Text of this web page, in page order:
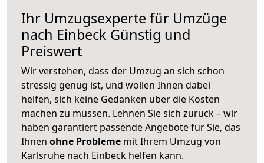
Ihr Umzugsexperte für Umzüge
nach Einbeck Günstig und
Preiswert
Wir verstehen, dass der Umzug an sich schon
stressig genug ist, und wollen Ihnen dabei
helfen, sich keine Gedanken über die Kosten
machen zu müssen. Lehnen Sie sich zurück – wir
haben garantiert passende Angebote für Sie, das
Ihnen ohne Probleme mit Ihrem Umzug von
Karlsruhe nach Einbeck helfen kann.